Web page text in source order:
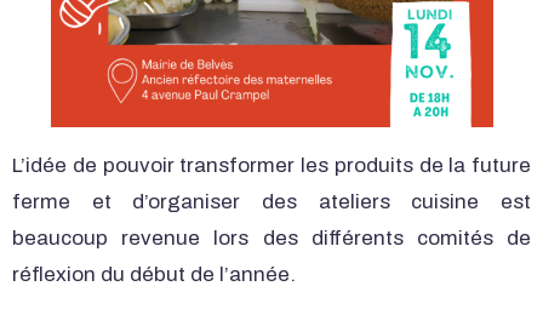
L’idée de pouvoir transformer les produits de la future
ferme et d’organiser des ateliers cuisine est
beaucoup revenue lors des différents comités de
réflexion du début de l’année.